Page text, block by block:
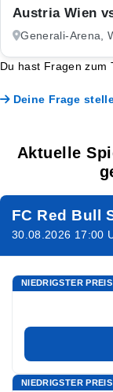
Austria Wien
Generali-Arena,
Du hast Fragen zum
Deine Frage
Aktuelle
FC Red Bull
30.08.2026 17:00
NIEDRIGSTER PREIS
NIEDRIGSTER PREIS